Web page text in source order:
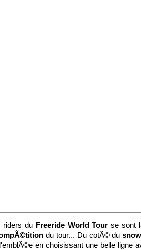
riders du Freeride World Tourse sont
du tour... Du cotÃ© du
en choisissant une belle ligne